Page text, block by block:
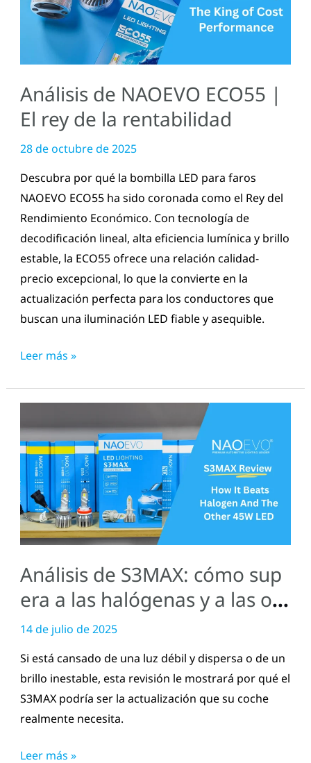
Análisis de NAOEVO ECO55 |
El rey de la rentabilidad
28 de octubre de 2025
Descubra por qué la bombilla LED para faros
NAOEVO ECO55 ha sido coronada como el Rey del
Rendimiento Económico. Con tecnología de
decodificación lineal, alta eficiencia lumínica y brillo
estable, la ECO55 ofrece una relación calidad-
precio excepcional, lo que la convierte en la
actualización perfecta para los conductores que
buscan una iluminación LED fiable y asequible.
la
rentabilidad
Leer más »
Análisis de S3MAX: cómo sup
era a las halógenas y a las otr
as LED
14 de julio de 2025
Si está cansado de una luz débil y dispersa o de un
brillo inestable, esta revisión le mostrará por qué el
S3MAX podría ser la actualización que su coche
realmente necesita.
de
S3MAX:
cómo
supera
a
las
y
a
otras
LED
Leer más »